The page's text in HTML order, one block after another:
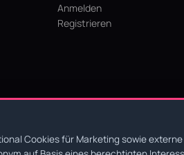
Anmelden
Registrieren
Cookies für Marketing sowie externe